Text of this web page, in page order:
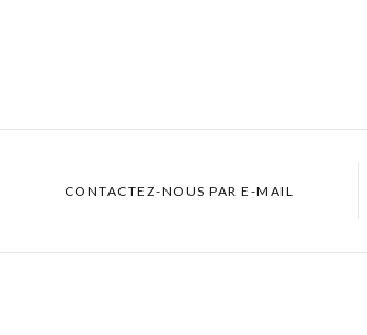
CONTACTEZ-NOUS PAR E-MAIL